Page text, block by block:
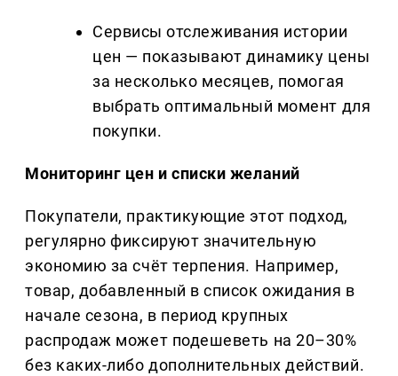
Сервисы отслеживания истории
цен — показывают динамику цены
за несколько месяцев, помогая
выбрать оптимальный момент для
покупки.
Мониторинг цен и списки желаний
Покупатели, практикующие этот подход,
регулярно фиксируют значительную
экономию за счёт терпения. Например,
товар, добавленный в список ожидания в
начале сезона, в период крупных
распродаж может подешеветь на 20–30%
без каких-либо дополнительных действий.